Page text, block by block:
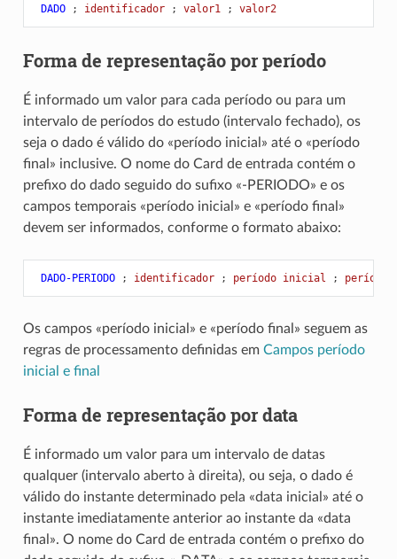
DADO ; identificador ; valor1 ; valor2
Forma de representação por período
É informado um valor para cada período ou para um
intervalo de períodos do estudo (intervalo fechado), os
seja o dado é válido do «período inicial» até o «período
final» inclusive. O nome do Card de entrada contém o
prefixo do dado seguido do sufixo «-PERIODO» e os
campos temporais «período inicial» e «período final»
devem ser informados, conforme o formato abaixo:
DADO-PERIODO ; identificador ; período inicial ;
Os campos «período inicial» e «período final» seguem as
regras de processamento definidas em Campos período
inicial e final
Forma de representação por data
É informado um valor para um intervalo de datas
qualquer (intervalo aberto à direita), ou seja, o dado é
válido do instante determinado pela «data inicial» até o
instante imediatamente anterior ao instante da «data
final». O nome do Card de entrada contém o prefixo do